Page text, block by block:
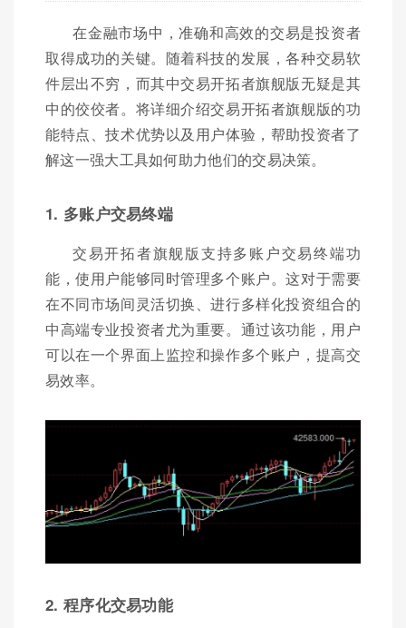
在金融市场中，准确和高效的交易是投资者
取得成功的关键。随着科技的发展，各种交易软
件层出不穷，而其中交易开拓者旗舰版无疑是其
中的佼佼者。将详细介绍交易开拓者旗舰版的功
能特点、技术优势以及用户体验，帮助投资者了
解这一强大工具如何助力他们的交易决策。
1. 多账户交易终端
交易开拓者旗舰版支持多账户交易终端功
能，使用户能够同时管理多个账户。这对于需要
在不同市场间灵活切换、进行多样化投资组合的
中高端专业投资者尤为重要。通过该功能，用户
可以在一个界面上监控和操作多个账户，提高交
易效率。
2. 程序化交易功能